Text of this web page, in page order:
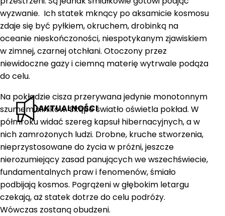
AKTUALNOŚCI
wyzwanie. Ich statek mknący po aksamicie kosmosu
zdaje się być pyłkiem, okruchem, drobinką na
oceanie nieskończoności, niespotykanym zjawiskiem
w zimnej, czarnej otchłani. Otoczony przez
niewidoczne gazy i ciemną materię wytrwale podąża
do celu.
Na pokładzie cisza przerywana jedynie monotonnym
szumem silników. Skąpe światło oświetla pokład. W
półmroku widać szereg kapsuł hibernacyjnych, a w
nich zamrożonych ludzi. Drobne, kruche stworzenia,
nieprzystosowane do życia w próżni, jeszcze
nierozumiejący zasad panujących we wszechświecie,
fundamentalnych praw i fenomenów, śmiało
podbijają kosmos. Pogrążeni w głębokim letargu
czekają, aż statek dotrze do celu podróży.
Wówczas zostaną obudzeni.